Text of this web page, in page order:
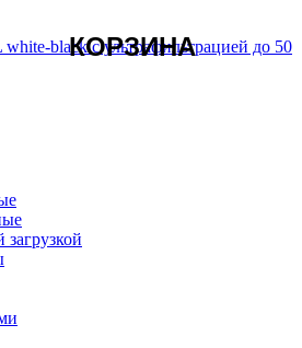
black с ультрафильтрацией до 50
КОРЗИНА